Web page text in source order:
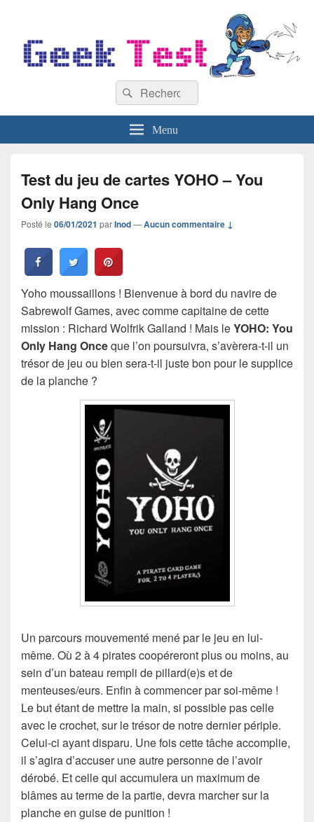
Recherche :
Rechercher
Menu
Test du jeu de cartes YOHO – You
Only Hang Once
Posté le 06/01/2021 parInod—Aucun commentaire ↓
Yoho moussaillons ! Bienvenue à bord du navire de
Sabrewolf Games, avec comme capitaine de cette
mission : Richard Wolfrik Galland ! Mais leYOHO: You
Only Hang Onceque l’on poursuivra, s’avèrera-t-il un
trésor de jeu ou bien sera-t-il juste bon pour le supplice
de la planche ?
Un parcours mouvementé mené par le jeu en lui-
même. Où 2 à 4 pirates coopéreront plus ou moins, au
sein d’un bateau rempli de pillard(e)s et de
menteuses/eurs. Enfin à commencer par soi-même !
Le but étant de mettre la main, si possible pas celle
avec le crochet, sur le trésor de notre dernier périple.
Celui-ci ayant disparu. Une fois cette tâche accomplie,
il s’agira d’accuser une autre personne de l’avoir
dérobé. Et celle qui accumulera un maximum de
blâmes au terme de la partie, devra marcher sur la
planche en guise de punition !